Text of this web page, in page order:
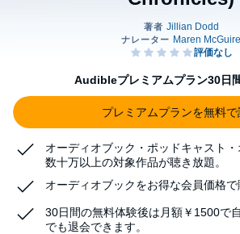
Audibleプレミアムプラン30日
プレミアムプランを無料で
オーディオブック・ポッドキャスト
数十万以上の対象作品が聴き放題。
オーディオブックをお得な会員価格で
30日間の無料体験後は月額￥1500で
でも退会できます。